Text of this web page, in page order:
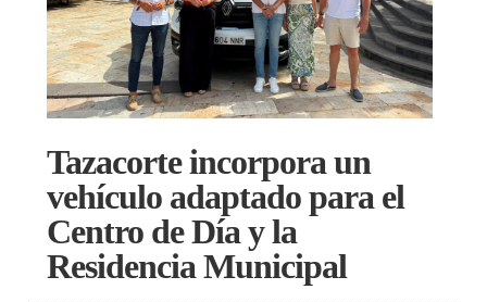
Tazacorte incorpora un
vehículo adaptado para el
Centro de Día y la
Residencia Municipal